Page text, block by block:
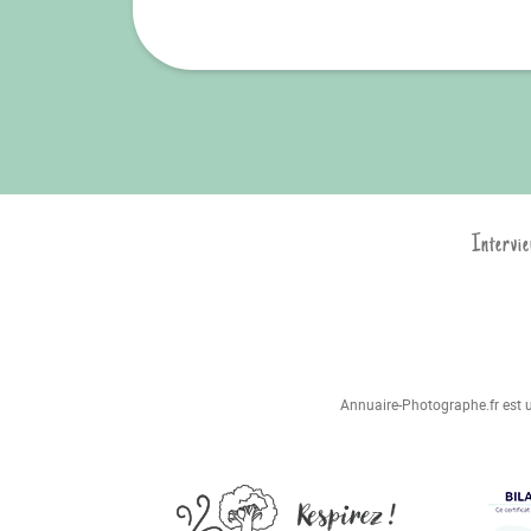
Annuaire-Photographe.fr est